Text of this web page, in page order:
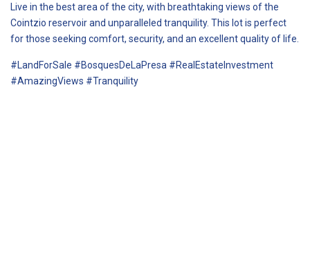
Live in the best area of the city, with breathtaking views of the
Cointzio reservoir and unparalleled tranquility. This lot is perfect
for those seeking comfort, security, and an excellent quality of life.
#LandForSale #BosquesDeLaPresa #RealEstateInvestment
#AmazingViews #Tranquility